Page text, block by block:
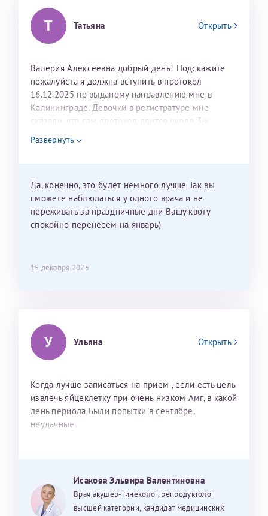
Т Татьяна Открыть
Валерия Алексеевна добрый день! Подскажите
пожалуйста я должна вступить в протокол
16.12.2025 по выданому направлению мне в
Калининграде. Девочки в регистратуре мне
сказали, что сам протокол длится около 3-х
недель и 3 недели я должна находится в Питере.
Можно мне новый год провести в Калининграде и
Развернуть
Да, конечно, это будет немного лучше Так вы
сможете наблюдаться у одного врача и не
переживать за праздничные дни Вашу квоту
спокойно перенесем на январь)
15 декабря 2025
У Ульяна Открыть
Когда лучше записаться на прием , если есть цель
извлечь яйцеклетку при очень низком Амг, в какой
день периода Были попытки в сентябре,
неудачные
Исакова Эльвира Валентиновна
Врач акушер-гинеколог, репродуктолог
высшей категории, кандидат медицинских